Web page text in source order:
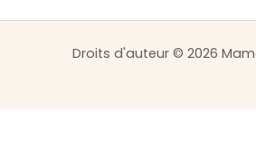
Droits d'auteur © 2026